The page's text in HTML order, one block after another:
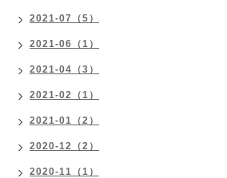
2021-07（5）
2021-06（1）
2021-04（3）
2021-02（1）
2021-01（2）
2020-12（2）
2020-11（1）